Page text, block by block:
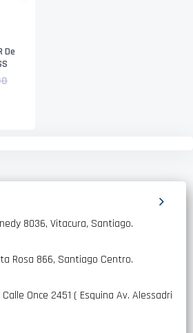
De
8036, Vitacura, Santiago.
Rosa 866, Santiago Centro.
Once 2451 ( Esquina Av. Alessadri